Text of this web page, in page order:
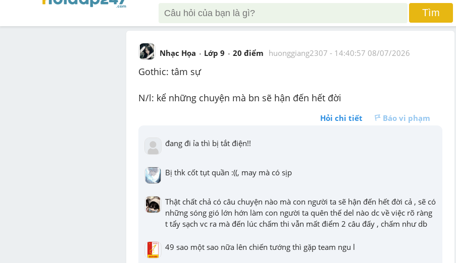
Tìm
Nhạc Họa Lớp 9 20 điểm huonggiang2307 - 14:40:57 08/07/2026
Gothic: tâm sự
N/l: kể những chuyện mà bn sẽ hận đến hết đời
Hỏi chi tiết Báo vi phạm
đang đi ỉa thì bị tắt điện!!
Bị thk cốt tụt quần :((, may mà có sịp
Thật chất chả có câu chuyện nào mà con người ta sẽ hận đến hết đời cả , sẽ có
những sóng gió lớn hớn làm con người ta quên thế del nào dc về việc rõ ràng
t tẩy sạch vc ra mà đến lúc chấm thi vẫn mất điểm 2 câu đấy , chấm như db
49 sao một sao nữa lên chiến tướng thì gặp team ngu l